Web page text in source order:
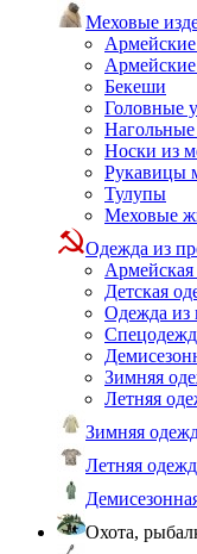
Меховые
Бекеши
Головные
Носки из
Рукавицы
Тулупы
Меховые
Одежда из
Детская
Одежда из
Зимняя
Летняя
Зимняя
Летняя
Охота,